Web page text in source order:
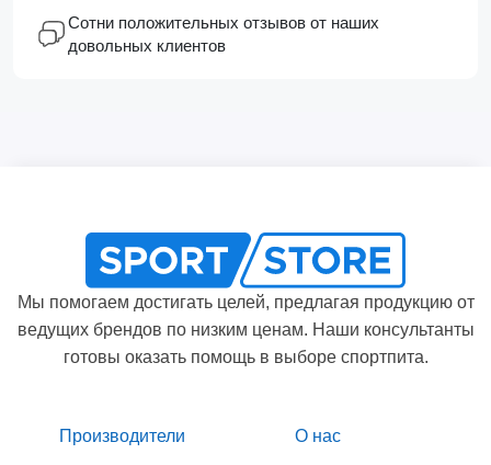
Сотни положительных отзывов от наших
довольных клиентов
Мы помогаем достигать целей, предлагая продукцию от
ведущих брендов по низким ценам. Наши консультанты
готовы оказать помощь в выборе спортпита.
Производители О нас